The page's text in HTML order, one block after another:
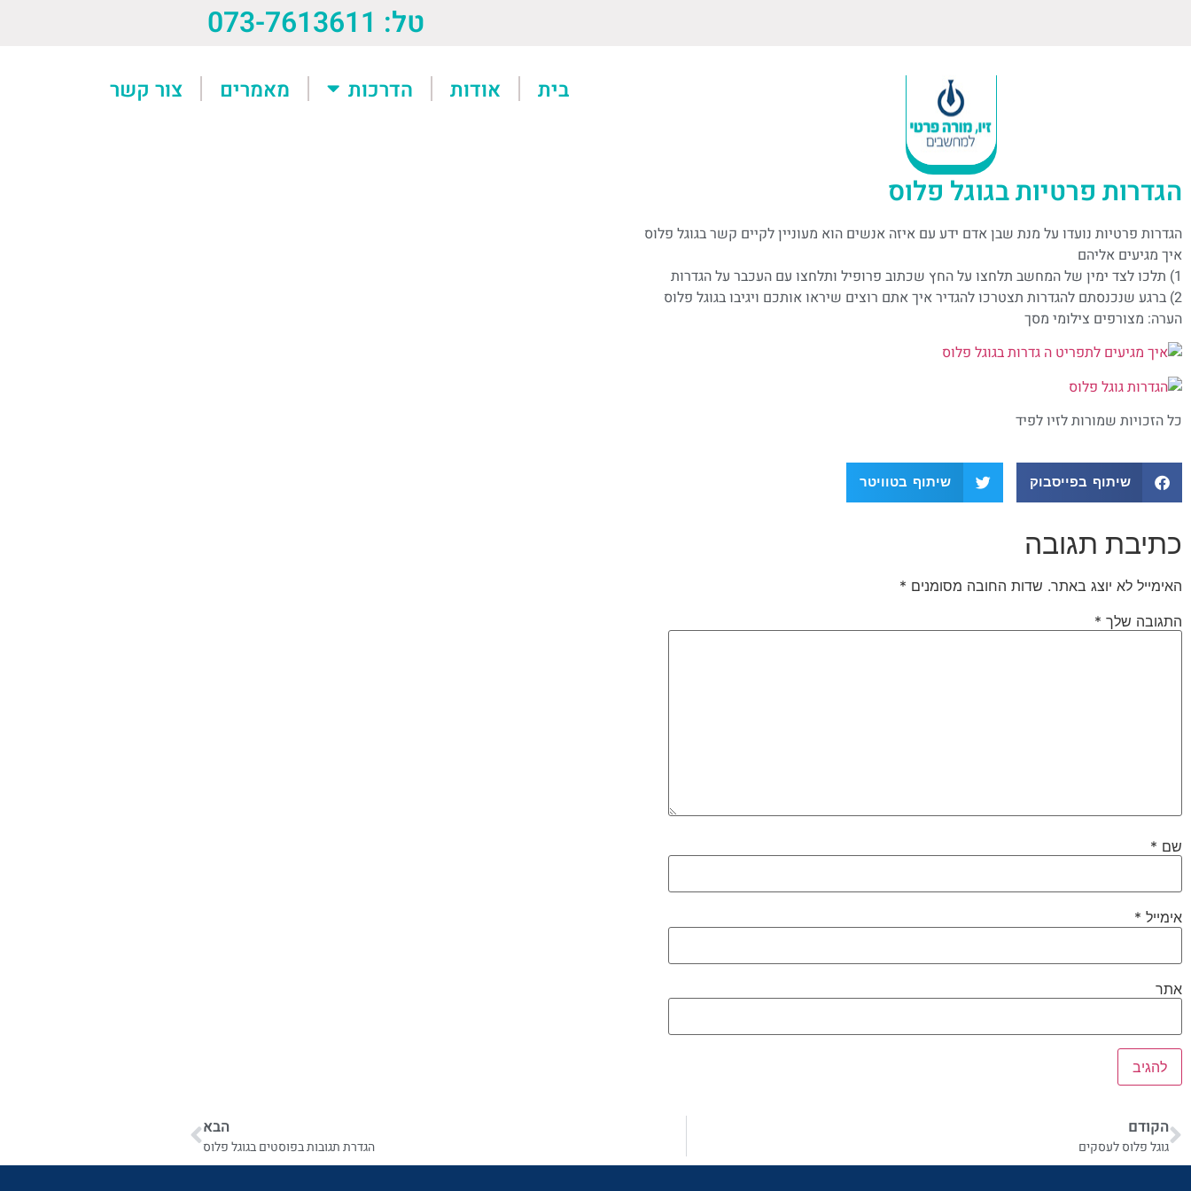
טל: 073-7613611
בית אודות הדרכות מאמרים צור קשר
הגדרות פרטיות בגוגל פלוס
הגדרות פרטיות נועדו על מנת שבן אדם ידע עם איזה אנשים הוא מעוניין לקיים קשר בגוגל פלוס
איך מגיעים אליהם
1) תלכו לצד ימין של המחשב תלחצו על החץ שכתוב פרופיל ותלחצו עם העכבר על הגדרות
2) ברגע שנכנסתם להגדרות תצטרכו להגדיר איך אתם רוצים שיראו אותכם ויגיבו בגוגל פלוס
הערה: מצורפים צילומי מסך
כל הזכויות שמורות לזיו לפיד
שיתוף בפייסבוק שיתוף בטוויטר
כתיבת תגובה
האימייל לא יוצג באתר. שדות החובה מסומנים *
התגובה שלך *
שם *
אימייל *
אתר
הקודם
גוגל פלוס לעסקים
הבא
הגדרת תגובות בפוסטים בגוגל פלוס